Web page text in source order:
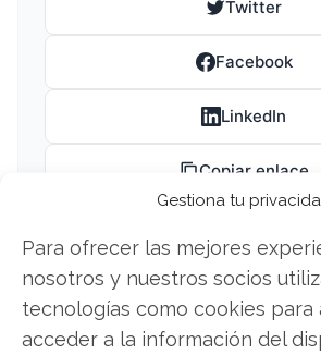
Gestiona tu
Para ofrecer las mejores
nosotros y nuestros socios
tecnologías como cookies
acceder a la información del
Twitter
Facebook
LinkedIn
Copiar enlace